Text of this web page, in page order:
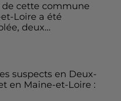
de cette commune
et-Loire a été
deux...
suspects en Deux-
en Maine-et-Loire :